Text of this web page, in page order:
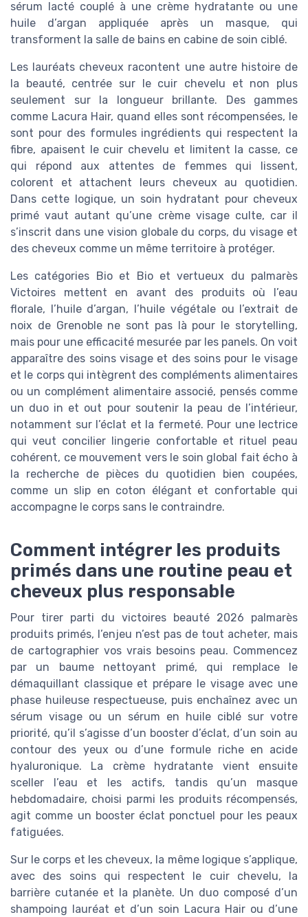
sérum lacté couplé à une crème hydratante ou une
huile d’argan appliquée après un masque, qui
transforment la salle de bains en cabine de soin ciblé.
Les lauréats cheveux racontent une autre histoire de
la beauté, centrée sur le cuir chevelu et non plus
seulement sur la longueur brillante. Des gammes
comme Lacura Hair, quand elles sont récompensées, le
sont pour des formules ingrédients qui respectent la
fibre, apaisent le cuir chevelu et limitent la casse, ce
qui répond aux attentes de femmes qui lissent,
colorent et attachent leurs cheveux au quotidien.
Dans cette logique, un soin hydratant pour cheveux
primé vaut autant qu’une crème visage culte, car il
s’inscrit dans une vision globale du corps, du visage et
des cheveux comme un même territoire à protéger.
Les catégories Bio et Bio et vertueux du palmarès
Victoires mettent en avant des produits où l’eau
florale, l’huile d’argan, l’huile végétale ou l’extrait de
noix de Grenoble ne sont pas là pour le storytelling,
mais pour une efficacité mesurée par les panels. On voit
apparaître des soins visage et des soins pour le visage
et le corps qui intègrent des compléments alimentaires
ou un complément alimentaire associé, pensés comme
un duo in et out pour soutenir la peau de l’intérieur,
notamment sur l’éclat et la fermeté. Pour une lectrice
qui veut concilier lingerie confortable et rituel peau
cohérent, ce mouvement vers le soin global fait écho à
la recherche de pièces du quotidien bien coupées,
comme un slip en coton élégant et confortable qui
accompagne le corps sans le contraindre.
Comment intégrer les produits
primés dans une routine peau et
cheveux plus responsable
Pour tirer parti du victoires beauté 2026 palmarès
produits primés, l’enjeu n’est pas de tout acheter, mais
de cartographier vos vrais besoins peau. Commencez
par un baume nettoyant primé, qui remplace le
démaquillant classique et prépare le visage avec une
phase huileuse respectueuse, puis enchaînez avec un
sérum visage ou un sérum en huile ciblé sur votre
priorité, qu’il s’agisse d’un booster d’éclat, d’un soin au
contour des yeux ou d’une formule riche en acide
hyaluronique. La crème hydratante vient ensuite
sceller l’eau et les actifs, tandis qu’un masque
hebdomadaire, choisi parmi les produits récompensés,
agit comme un booster éclat ponctuel pour les peaux
fatiguées.
Sur le corps et les cheveux, la même logique s’applique,
avec des soins qui respectent le cuir chevelu, la
barrière cutanée et la planète. Un duo composé d’un
shampoing lauréat et d’un soin Lacura Hair ou d’une